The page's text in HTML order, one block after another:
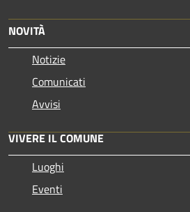
NOVITÀ
Notizie
Comunicati
Avvisi
VIVERE IL COMUNE
Luoghi
Eventi